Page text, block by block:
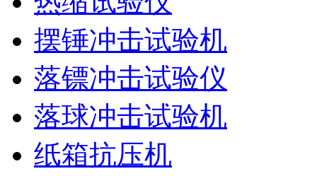
摆锤冲击试验机
落镖冲击试验仪
落球冲击试验机
纸箱抗压机